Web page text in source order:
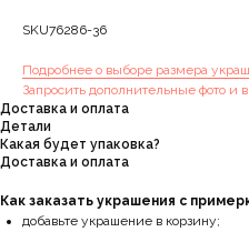
SKU76286-36
Подробнее о выборе размера
Запросить дополнительные фото и
Доставка и оплата
Детали
Какая будет упаковка?
Доставка и оплата
Как заказать украшения с
добавьте украшение в корзину;